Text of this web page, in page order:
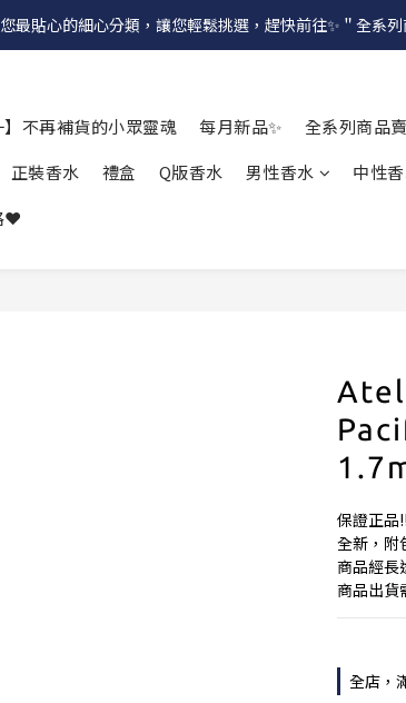
最貼心的細心分類，讓您輕鬆挑選，趕快前往✨＂全系
不再補貨的小眾靈魂 每月新品✨ 全系列商品
正裝香水
禮盒 Q版香水 男性香水 中性
❤️
保證正品
全新，附
商品經長
商品出貨
全店，